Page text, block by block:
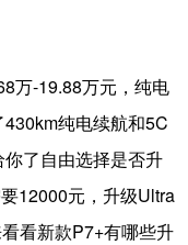
万-19.88万元，纯电
430km纯电续航和5C
你了自由选择是否升
12000元，升级Ultra
看新款P7+有哪些升